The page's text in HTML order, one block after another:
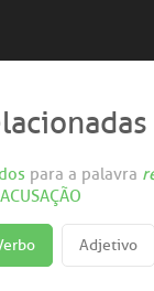
para a palavra
ACUSAÇÃO
Adjetivo